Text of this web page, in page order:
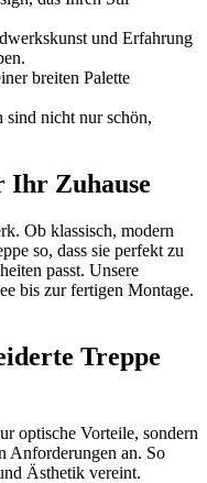
und Erfahrung
breiten Palette
sind nicht nur schön,
Ihr Zuhause
Ob klassisch, modern
so, dass sie perfekt zu
passt. Unsere
bis zur fertigen Montage.
Treppe
optische Vorteile, sondern
Anforderungen an. So
Ästhetik vereint.